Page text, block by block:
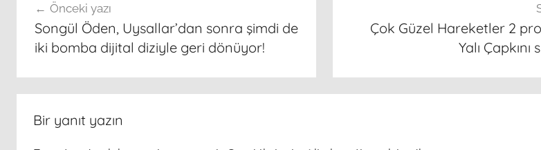
gezinmesi
Önceki yazı
Songül Öden, Uysallar’dan sonra şimdi de
iki bomba dijital diziyle geri dönüyor!
Çok Güzel Hareketler 2
Yalı
Bir yanıt yazın